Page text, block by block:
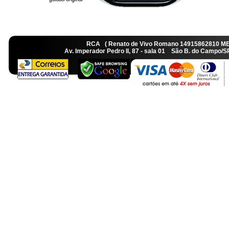
RCA ( Renato de Vivo Romano
Av. Imperador Pedro II, 87 - sala 01 São B. do